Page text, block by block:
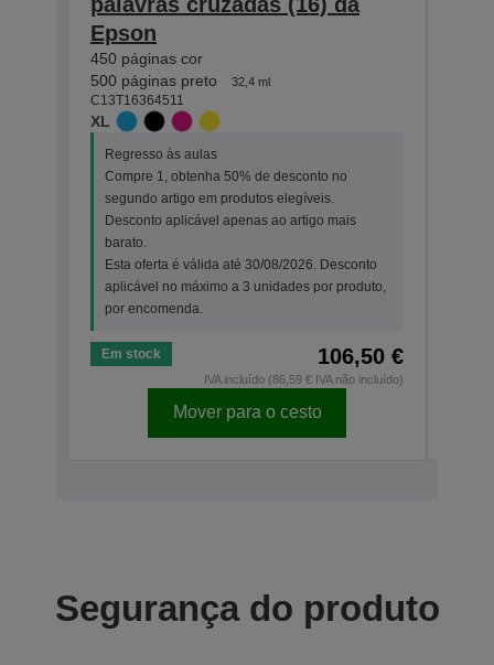
Epson
450 páginas cor
500 páginas preto
32,4 ml
C13T16364511
XL
Regresso às aulas
Compre 1, obtenha 50% de desconto no
segundo artigo em produtos elegíveis.
Desconto aplicável apenas ao artigo mais
barato.
Esta oferta é válida até 30/08/2026. Desconto
aplicável no máximo a 3 unidades por produto,
por encomenda.
Em stock 106,50 €
IVA incluído (86,59 € IVA não incluído)
Mover para o cesto
Segurança do produto